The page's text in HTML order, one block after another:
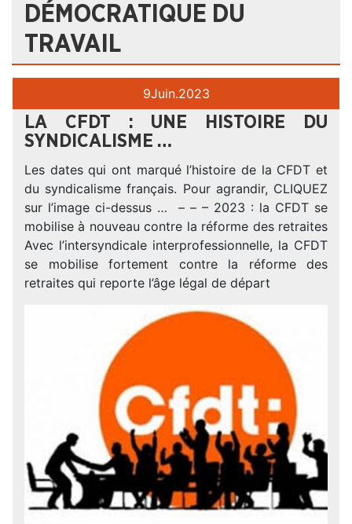
DÉMOCRATIQUE DU
TRAVAIL
9Juin.2023
LA CFDT : UNE HISTOIRE DU
SYNDICALISME …
Les dates qui ont marqué l’histoire de la CFDT et
du syndicalisme français. Pour agrandir, CLIQUEZ
sur l’image ci-dessus … – – – 2023 : la CFDT se
mobilise à nouveau contre la réforme des retraites
Avec l’intersyndicale interprofessionnelle, la CFDT
se mobilise fortement contre la réforme des
retraites qui reporte l’âge légal de départ